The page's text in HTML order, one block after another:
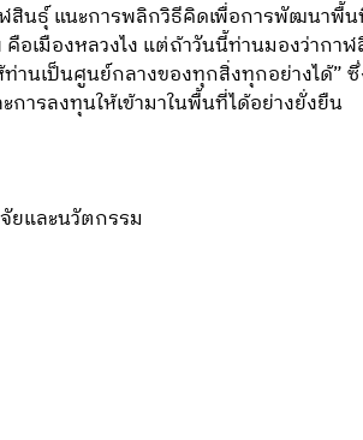
นธุ์ แนะการพลิกวิธีคิดเพื่อการพัฒนาพื้นที่
คือเมืองหลวงไง แต่ถ้าวันนี้ท่านมองว่ากา
ท่านเป็นศูนย์กลางของทุกสิ่งทุกอย่างได้”
ารลงทุนให้เข้ามาในพื้นที่ได้อย่างยั่งยืน
ยและนวัตกรรม